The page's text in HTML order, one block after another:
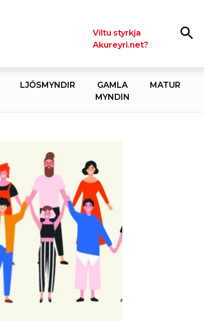
LeitaViltu styrkja
Akureyri.net?
LJÓSMYNDIR
GAMLA
MYNDIN
MATUR